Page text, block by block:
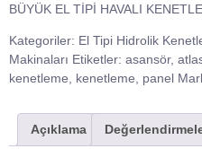
BÜYÜK EL TİPİ HAVALI
Kategoriler: El Tipi Hidrolik
Makinaları Etiketler: asansör,
kenetleme
kenetleme panel
Açıklama